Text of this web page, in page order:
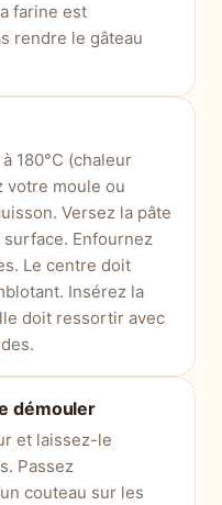
farine est
rendre le gâteau
180°C (chaleur
votre moule ou
Versez la pâte
Enfournez
Le centre doit
Insérez la
doit ressortir avec
démouler
et laissez-le
Passez
couteau sur les